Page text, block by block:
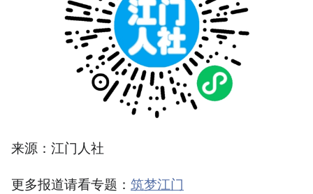
来源：江门人社
更多报道请看专题： 筑梦江门